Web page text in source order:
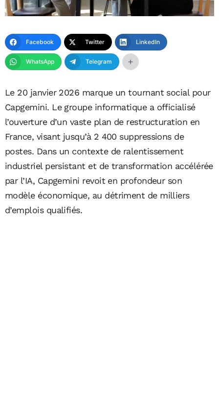
Facebook Twitter LinkedIn
WhatsApp Telegram
Le 20 janvier 2026 marque un tournant social pour
Capgemini. Le groupe informatique a officialisé
l’ouverture d’un vaste plan de restructuration en
France, visant jusqu’à 2 400 suppressions de
postes. Dans un contexte de ralentissement
industriel persistant et de transformation accélérée
par l’IA, Capgemini revoit en profondeur son
modèle économique, au détriment de milliers
d’emplois qualifiés.